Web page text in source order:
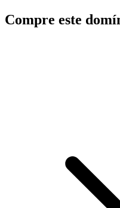
Compre este